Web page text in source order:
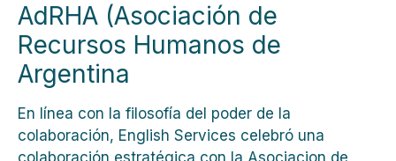
AdRHA (Asociación de
Recursos Humanos de
Argentina
En línea con la filosofía del poder de la
colaboración, English Services celebró una